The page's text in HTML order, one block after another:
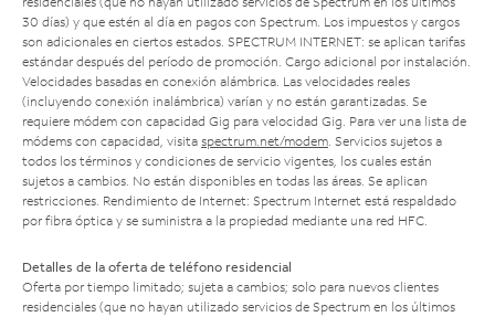
30 días) y que estén al día en pagos con Spectrum. Los impuestos y cargos
son adicionales en ciertos estados. SPECTRUM INTERNET: se aplican tarifas
estándar después del período de promoción. Cargo adicional por instalación.
Velocidades basadas en conexión alámbrica. Las velocidades reales
(incluyendo conexión inalámbrica) varían y no están garantizadas. Se
requiere módem con capacidad Gig para velocidad Gig. Para ver una lista de
módems con capacidad, visita spectrum.net/modem. Servicios sujetos a
todos los términos y condiciones de servicio vigentes, los cuales están
sujetos a cambios. No están disponibles en todas las áreas. Se aplican
restricciones. Rendimiento de Internet: Spectrum Internet está respaldado
por fibra óptica y se suministra a la propiedad mediante una red HFC.
Detalles de la oferta de teléfono residencial
Oferta por tiempo limitado; sujeta a cambios; solo para nuevos clientes
residenciales (que no hayan utilizado servicios de Spectrum en los últimos